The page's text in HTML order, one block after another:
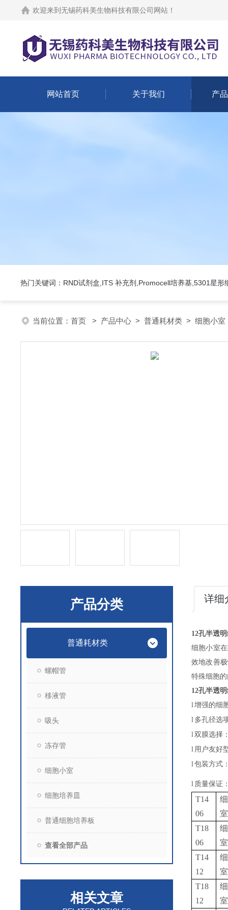
欢迎来到 无锡药科美生物科技有限公司网站 ！
网站首页 关于我们 产
热门关键词：RND试剂盒,ITS 补充剂,Promocell培养基,5301星形
当前位置： 首页 > 产品中心 > 普通耗材类 > 细胞小室
产品分类
普通耗材类
螺帽管
移液管
吸头
冻存管
细胞小室
细胞培养皿
普通细胞培养板
查看全部产品
相关文章
详细
12孔半透
细胞小室
效地改善
特殊细胞
12孔半透
l增强的细
l 多孔径选
l双膜选择
l 用户友好
l包装方式
l 质量保证
T14
06
室
T18
06
室
T14
12
室
T18
12
室